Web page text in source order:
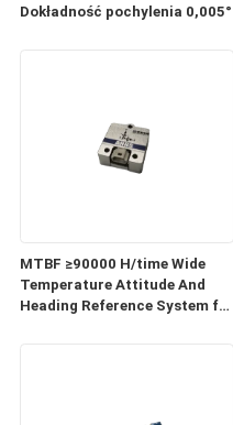
Dokładność pochylenia 0,005°
MTBF ≥90000 H/time Wide
Temperature Attitude And
Heading Reference System for